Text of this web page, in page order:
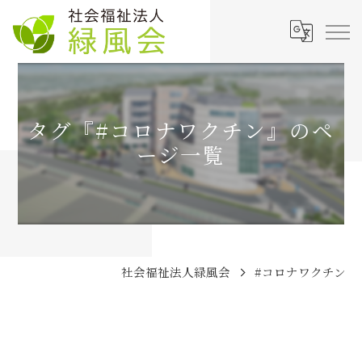
タグ『#コロナワクチン』のペ
ージ一覧
社会福祉法人緑風会 #コロナワクチン